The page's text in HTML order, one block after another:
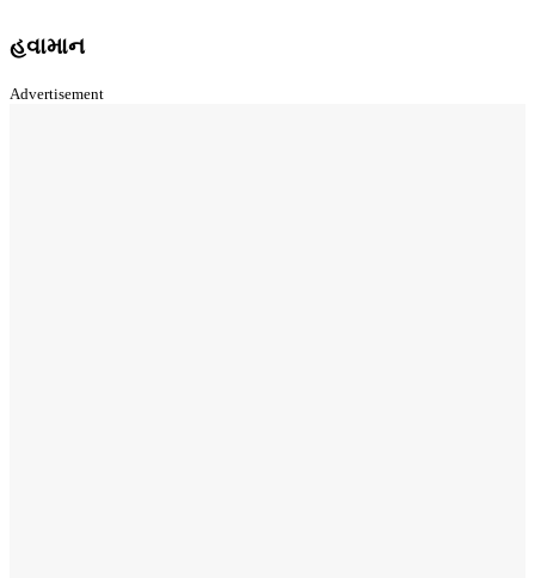
હવામાન
Advertisement